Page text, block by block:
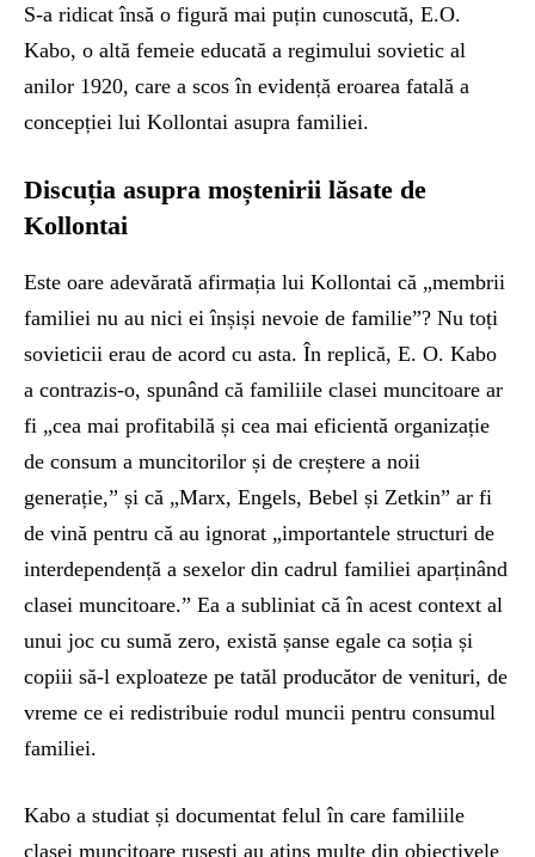
S-a ridicat însă o figură mai puțin cunoscută, E.O.
Kabo, o altă femeie educată a regimului sovietic al
anilor 1920, care a scos în evidență eroarea fatală a
concepției lui Kollontai asupra familiei.
Discuția asupra moștenirii lăsate de
Kollontai
Este oare adevărată afirmația lui Kollontai că „membrii
familiei nu au nici ei înșiși nevoie de familie”? Nu toți
sovieticii erau de acord cu asta. În replică, E. O. Kabo
a contrazis-o, spunând că familiile clasei muncitoare ar
fi „cea mai profitabilă și cea mai eficientă organizație
de consum a muncitorilor și de creștere a noii
generație,” și că „Marx, Engels, Bebel și Zetkin” ar fi
de vină pentru că au ignorat „importantele structuri de
interdependență a sexelor din cadrul familiei aparținând
clasei muncitoare.” Ea a subliniat că în acest context al
unui joc cu sumă zero, există șanse egale ca soția și
copiii să-l exploateze pe tatăl producător de venituri, de
vreme ce ei redistribuie rodul muncii pentru consumul
familiei.
Kabo a studiat și documentat felul în care familiile
clasei muncitoare rusești au atins multe din obiectivele